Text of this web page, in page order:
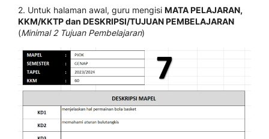
2. Untuk halaman awal, guru mengisi MATA PELAJARAN,
KKM/KKTP dan DESKRIPSI/TUJUAN PEMBELAJARAN
(Minimal 2 Tujuan Pembelajaran)